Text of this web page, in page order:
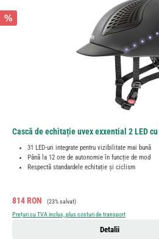
%
Cască de echitație uvex exxential 2 LED
31 LED-uri integrate pentru vizibilitate mai bună
Până la 12 ore de autonomie în funcție de mod
Respectă standardele echitație și ciclism
Preț de vânzare:
814 RON Preț obișnuit:
(23% salvat)
Prețuri cu TVA inclus, plus costuri de transport
Detalii